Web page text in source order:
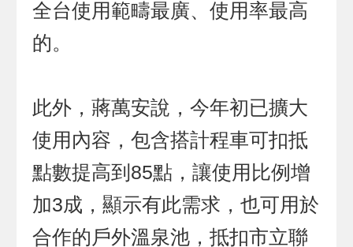
全台使用範疇最廣、使用率最高
的。
此外，蔣萬安說，今年初已擴大
使用內容，包含搭計程車可扣抵
點數提高到85點，讓使用比例增
加3成，顯示有此需求，也可用於
合作的戶外溫泉池，抵扣市立聯